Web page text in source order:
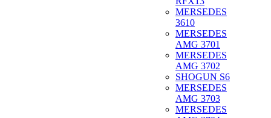
MERSEDES
3610
MERSEDES
AMG 3701
MERSEDES
AMG 3702
SHOGUN S6
MERSEDES
AMG 3703
MERSEDES